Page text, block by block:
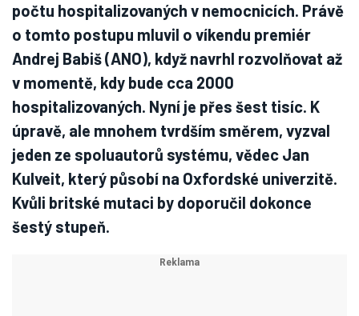
počtu hospitalizovaných v nemocnicích. Právě
o tomto postupu mluvil o víkendu premiér
Andrej Babiš (ANO), když navrhl rozvolňovat až
v momentě, kdy bude cca 2000
hospitalizovaných. Nyní je přes šest tisíc. K
úpravě, ale mnohem tvrdším směrem, vyzval
jeden ze spoluautorů systému, vědec Jan
Kulveit, který působí na Oxfordské univerzitě.
Kvůli britské mutaci by doporučil dokonce
šestý stupeň.